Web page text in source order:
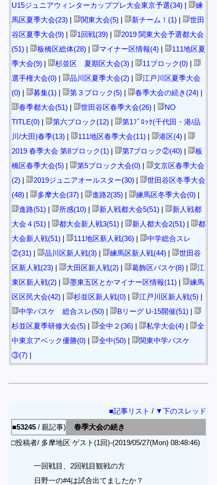
U15ジュニアウィンターカッププレ大会東京予選(34) |
練
馬区夏季大会(23) | 関東大会(5) | 新チーム！(1) |
世田
谷区夏季大会(9) | 1回戦(39) |
2019 関東大会予選都大会
(51) | 板橋区総体(28) | マイナー区情報(4) |
111地区夏
季大会(9) | 杉並区 夏期区大会(3) | 11ブロック(0) |
選手権大会(0) | 品川区夏季大会(2) |
江戸川区夏季大会
(0) | 募集(1) | 第３ブロック(5) | 春季大会の続き(24) |
春季都大会(51) | 世田谷区春季大会(26) |
NO
TITLE(0) | 第六ブロック(12) |
第1ﾌﾞﾛｯｸ(千代田・港/品
川/大田)春季(13) | 111地区春季大会(11) | 港区(4) |
2019 春季大会 第8ブロック(1) | 第7ブロック②(40) |
板
橋区春季大会(5) | 第5ブロック大会(0) |
文京区春季大会
(2) | 2019ジュニアオールスター(30) |
世田谷区冬季大会
(48) | 多摩大会(37) | 進路2(35) | 練馬区冬季大会(0) |
進路(51) | 所感(10) | 新人戦都大会5(51) |
新人戦都
大会４(51) | 都大会新人戦3(51) | 新人都大会2(51) |
都
大会新人戦(51) | 111地区新人戦(36) |
中学総合スレ
②(31) | 品川区新人戦(3) | 練馬区新人戦(44) |
世田谷
区新人戦(23) | 大田区新人戦(2) | 葛飾区バスケ(8) |
江
東区新人戦(2) | 墨東五区とかマイナー区情報(11) |
練馬
区区民大会(42) | 杉並区新人戦(0) | 江戸川区新人戦(5) |
中学バスケ 総合スレ(50) | Bリーグ U-15開催(51) |
杉並区夏季研修大会(5) | 全中２(36) | 私学大会(4) |
全
中東京アベック優勝(0) | 全中(50) |
関東中学バスケ
③(7) |
■記事リスト / ▼下のスレッド
■53245 / 親記事)
春季大会の続き
□投稿者/ 多摩地区 ゲスト(1回)-(2019/05/27(Mon) 08:48:46)
一回戦目、2回戦目観戦の方
日野一の#4は試合出てましたか？